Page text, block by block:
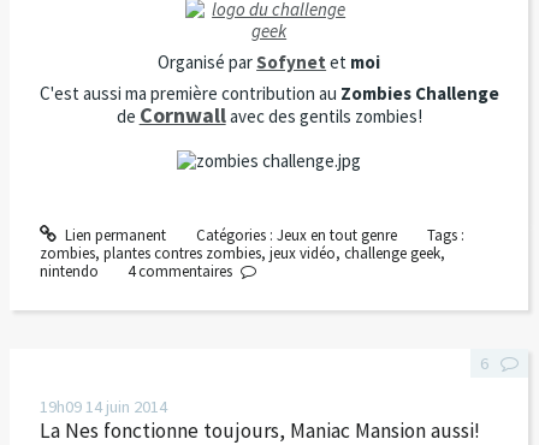
Organisé parSofynet et moi
C'est aussi ma première contribution au Zombies Challenge
de Cornwallavec des gentils zombies!
Lien permanent Catégories : Jeux en tout genre
Tags :
zombies, plantes contres zombies, jeux vidéo, challenge geek,
nintendo
4commentaires
19h0914 juin 2014
La Nes fonctionne toujours, Maniac Mansion aussi!
6